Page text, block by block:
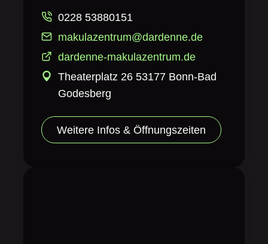
0228 53880151
makulazentrum@dardenne.de
dardenne-makulazentrum.de
Theaterplatz 26 53177 Bonn-Bad
Godesberg
Weitere Infos & Öffnungszeiten